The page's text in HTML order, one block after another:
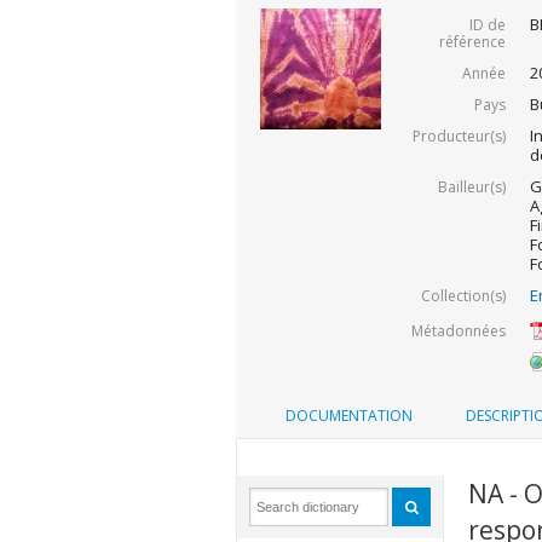
ID de
référence
Année
Pays
Producteur(s)
Bailleur(s)
Collection(s)
Métadonnées
DOCUMENTATION
NA -